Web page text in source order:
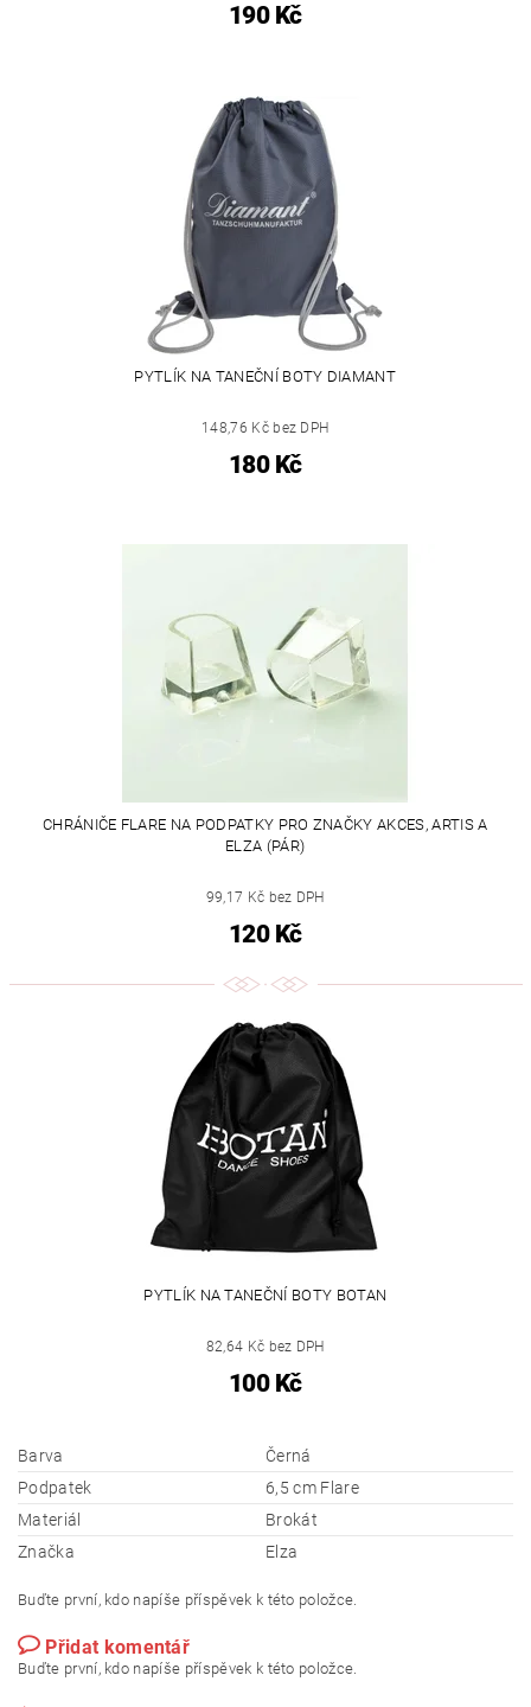
190 Kč
PYTLÍK NA TANEČNÍ BOTY DIAMANT
148,76 Kč bez DPH
180 Kč
CHRÁNIČE FLARE NA PODPATKY PRO ZNAČKY AKCES, ARTIS A
ELZA (PÁR)
99,17 Kč bez DPH
120 Kč
PYTLÍK NA TANEČNÍ BOTY BOTAN
82,64 Kč bez DPH
100 Kč
Barva
Černá
Podpatek
6,5 cm Flare
Materiál
Brokát
Značka
Elza
Buďte první, kdo napíše příspěvek k této položce.
Přidat komentář
Buďte první, kdo napíše příspěvek k této položce.